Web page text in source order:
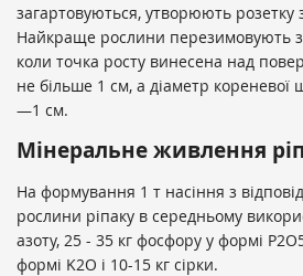
загартовуються, утворюють розетку
Найкраще рослини перезимовують
коли точка росту винесена над
не більше 1 см, а діаметр
—1 см.
Мінерaльне живлення
На формування 1 т насіння з
рослини ріпаку в середньому
азоту, 25 - 35 кг фосфору у формі
формі K2O і 10-15 кг сірки.